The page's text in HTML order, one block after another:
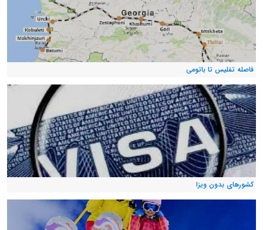
فاصله تفلیس تا باتومی
کشورهای بدون ویزا